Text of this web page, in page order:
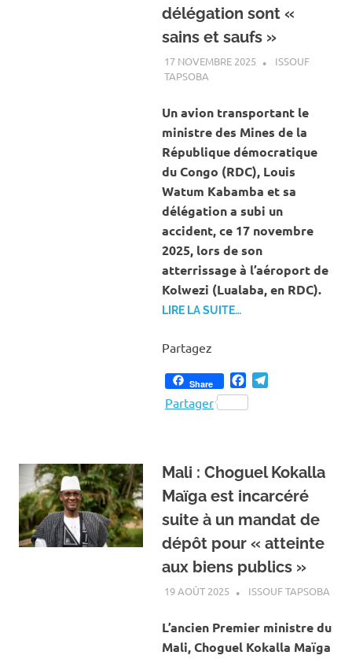
délégation sont «
sains et saufs »
17 NOVEMBRE 2025
ISSOUF
TAPSOBAA LA UNE
Un avion transportant le
ministre des Mines de la
République démocratique
du Congo (RDC), Louis
Watum Kabamba et sa
délégation a subi un
accident, ce 17 novembre
2025, lors de son
atterrissage à l’aéroport de
Kolwezi (Lualaba, en RDC).
LIRE LA SUITE…
Partagez
Share Facebook
Partager
‎Mali : Choguel Kokalla
Maïga est incarcéré
suite à un mandat de
dépôt pour « atteinte
aux biens publics » ‎
19 AOÛT 2025 ISSOUF TAPSOBA
L’ancien Premier ministre du
Mali, Choguel Kokalla Maïga